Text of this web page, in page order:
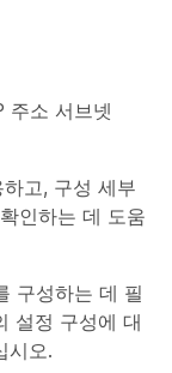
주소 서브넷
고, 구성 세부
인하는 데 도움
구성하는 데 필
설정 구성에 대
시오.